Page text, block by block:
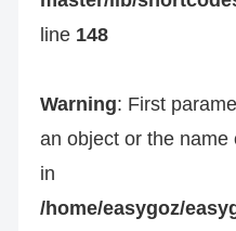
line 148
Warning: First
an object or the name
in
/home/easygoz/